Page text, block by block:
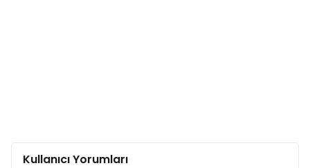
Kullanıcı Yorumları